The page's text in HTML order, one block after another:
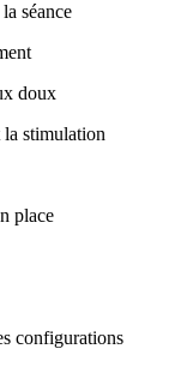
séance
doux
la stimulation
place
configurations